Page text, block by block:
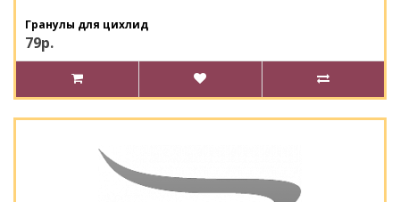
Гранулы для цихлид
79р.